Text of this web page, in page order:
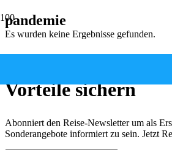
pandemie
Es wurden keine Ergebnisse gefunden.
Newsletter
Vorteile sichern
Abonniert den Reise-Newsletter um als
Sonderangebote informiert zu sein. Jetzt